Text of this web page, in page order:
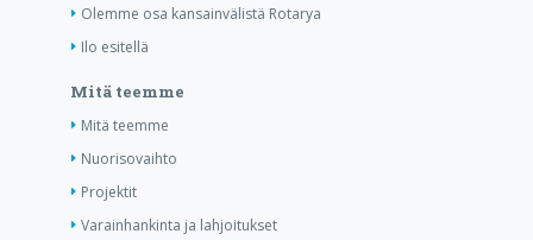
Olemme osa kansainvälistä Rotarya
Ilo esitellä
Mitä teemme
Mitä teemme
Nuorisovaihto
Projektit
Varainhankinta ja lahjoitukset